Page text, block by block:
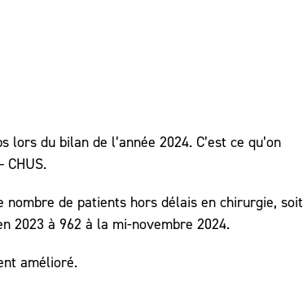
du bilan de l’année 2024. C’est ce qu’on
CHUS.
de patients hors délais en chirurgie, soit
2023 à 962 à la mi-novembre 2024.
amélioré.